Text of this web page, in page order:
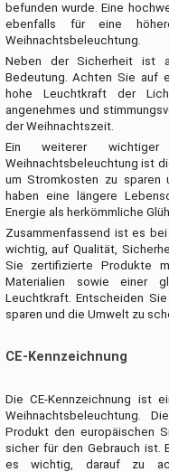
befunden wurde. Eine
ebenfalls für eine
Weihnachtsbeleuchtung.
Neben der Sicherheit ist
Bedeutung. Achten Sie auf
hohe Leuchtkraft der
angenehmes und
der Weihnachtszeit.
Ein weiterer
Weihnachtsbeleuchtung ist
um Stromkosten zu sparen
haben eine längere
Energie als herkömmliche
Zusammenfassend ist es
wichtig, auf Qualität,
Sie zertifizierte Produkte
Materialien sowie einer
Leuchtkraft. Entscheiden
sparen und die Umwelt zu
CE-Kennzeichnung
Die CE-Kennzeichnung ist
Weihnachtsbeleuchtung.
Produkt den europäischen
sicher für den Gebrauch ist.
es wichtig, darauf zu